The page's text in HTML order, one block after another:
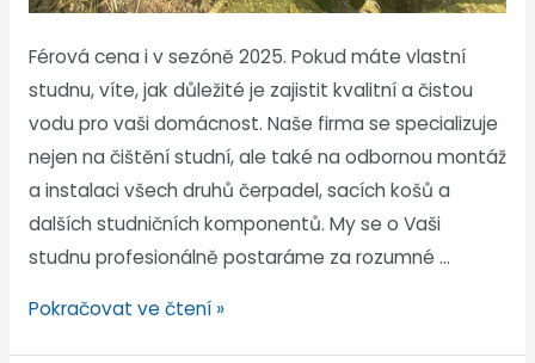
Férová cena i v sezóně 2025. Pokud máte vlastní
studnu, víte, jak důležité je zajistit kvalitní a čistou
vodu pro vaši domácnost. Naše firma se specializuje
nejen na čištění studní, ale také na odbornou montáž
a instalaci všech druhů čerpadel, sacích košů a
dalších studničních komponentů. My se o Vaši
studnu profesionálně postaráme za rozumné …
Pokračovat ve čtení »